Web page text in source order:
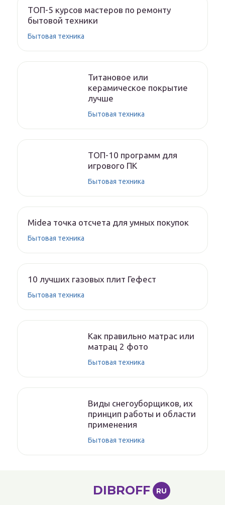
ТОП-5 курсов мастеров по ремонту
бытовой техники
Бытовая техника
Титановое или
керамическое покрытие
лучше
Бытовая техника
ТОП-10 программ для
игрового ПК
Бытовая техника
Midea точка отсчета для умных покупок
Бытовая техника
10 лучших газовых плит Гефест
Бытовая техника
Как правильно матрас или
матрац 2 фото
Бытовая техника
Виды снегоуборщиков, их
принцип работы и области
применения
Бытовая техника
DIBROFF RU